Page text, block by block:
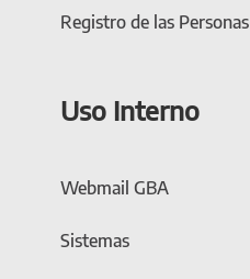
Registro de las Personas
Uso Interno
Webmail GBA
Sistemas